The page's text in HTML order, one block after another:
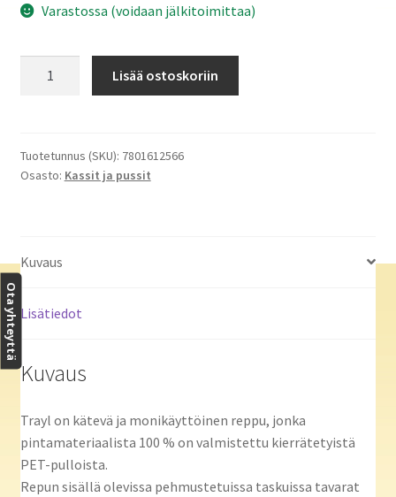
Varastossa (voidaan jälkitoimittaa)
16”
KANNETTAVALLE
Lisää ostoskoriin
Tuotetunnus (SKU): 7801612566
Osasto: Kassit ja pussit
Kuvaus
Lisätiedot
Kuvaus
Trayl on kätevä ja monikäyttöinen reppu, jonka
pintamateriaalista 100 % on valmistettu kierrätetyistä
PET-pulloista.
Repun sisällä olevissa pehmustetuissa taskuissa tavarat
Ota yhteyttä